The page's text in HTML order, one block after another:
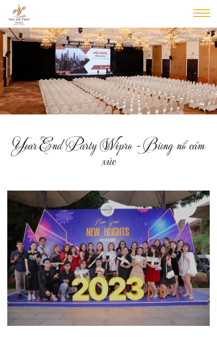
Year End Party Wipro - Bùng nổ cảm
xúc